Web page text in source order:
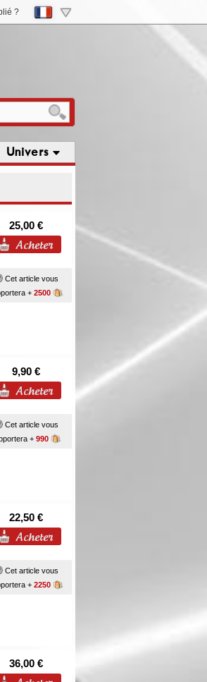
?
Univers
25,00 €
Cet article vous
+ 2500
9,90 €
Cet article vous
+ 990
22,50 €
Cet article vous
+ 2250
36,00 €